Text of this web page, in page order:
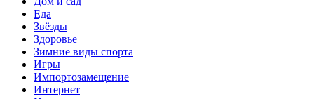
Еда
Звёзды
Здоровье
Зимние виды спорта
Игры
Импортозамещение
Интернет